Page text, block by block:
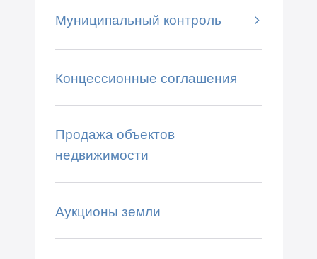
Муниципальный контроль
Концессионные соглашения
Продажа объектов
недвижимости
Аукционы земли